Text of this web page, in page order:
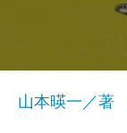
山本暎一／著